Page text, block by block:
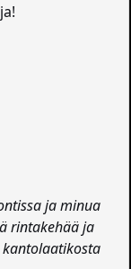
ja minua
rintakehää ja